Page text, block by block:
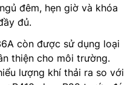
đêm, hẹn giờ và khóa
đủ.
còn được sử dụng loại
thiện cho môi trường.
lượng khí thải ra so với